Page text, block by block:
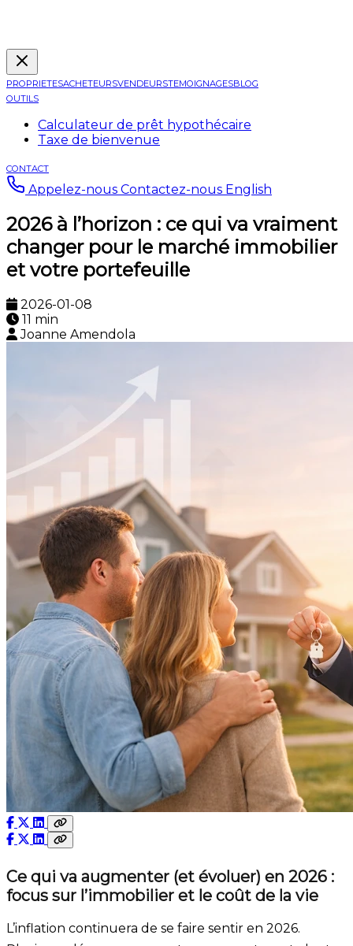
PROPRIETESACHETEURSVENDEURSTEMOIGNAGESBLOG
OUTILS
Calculateur de prêt hypothécaire
Taxe de bienvenue
CONTACT
Appelez-nous Contactez-nous English
2026 à l’horizon : ce qui va vraiment
changer pour le marché immobilier
et votre portefeuille
2026-01-08
11 min
Joanne Amendola
Ce qui va augmenter (et évoluer) en 2026 :
focus sur l’immobilier et le coût de la vie
L’inflation continuera de se faire sentir en 2026.